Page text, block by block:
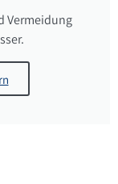
Vermeidung